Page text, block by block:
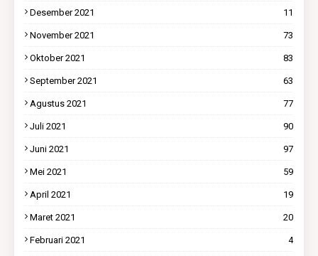
Desember 2021 11
November 2021 73
Oktober 2021 83
September 2021 63
Agustus 2021 77
Juli 2021 90
Juni 2021 97
Mei 2021 59
April 2021 19
Maret 2021 20
Februari 2021 4